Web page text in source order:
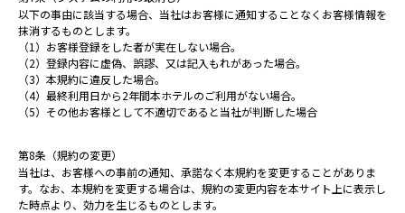
以下の事由に該当する場合、当社はお客様に通知することなくお客様情報を
抹消するものとします。
（1）お客様登録をした者が実在しない場合。
（2）登録内容に虚偽、誤謬、又は記入もれがあった場合。
（3）本規約に違反した場合。
（4）最終利用日から2年間本ホテルのご利用がない場合。
（5）その他お客様として不適切であると当社が判断した場合
第8条（規約の変更）
当社は、お客様への事前の通知、承諾なく本規約を変更することがありま
す。なお、本規約を変更する場合は、規約の変更内容を本サイト上に表示し
た時点より、効力を生じるものとします。